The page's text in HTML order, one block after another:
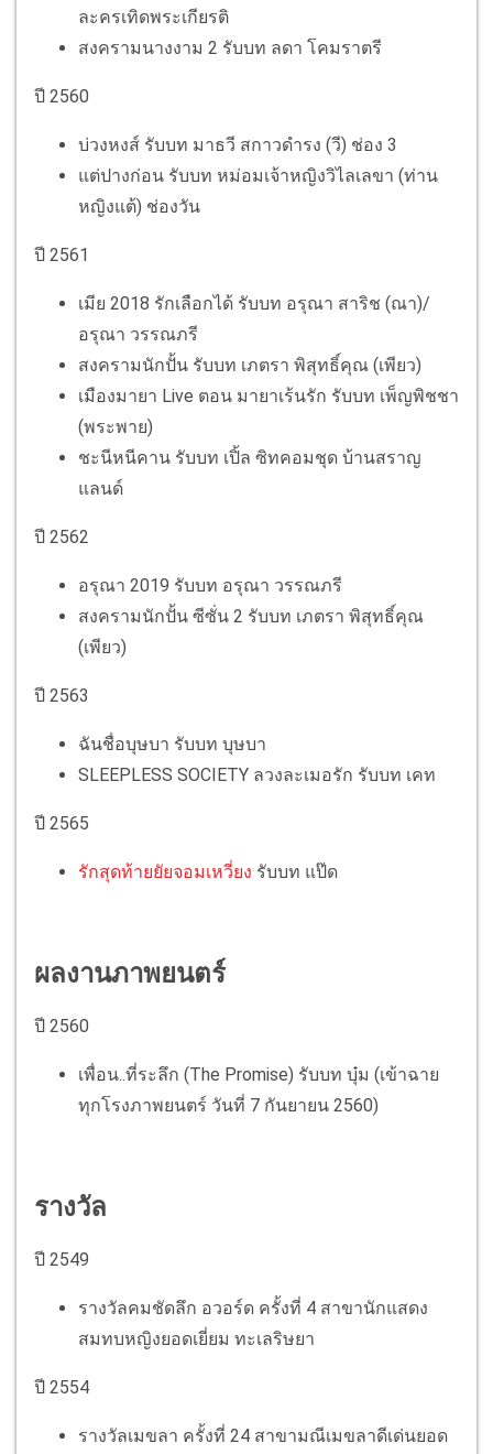
ละครเทิดพระเกียรติ
สงครามนางงาม 2 รับบท ลดา โคมราตรี
ปี 2560
บ่วงหงส์ รับบท มาธวี สกาวดำรง (วี) ช่อง 3
แต่ปางก่อน รับบท หม่อมเจ้าหญิงวิไลเลขา (ท่าน
หญิงแต้) ช่องวัน
ปี 2561
เมีย 2018 รักเลือกได้ รับบท อรุณา สาริช (ณา)/
อรุณา วรรณภรี
สงครามนักปั้น รับบท เภตรา พิสุทธิ์คุณ (เพียว)
เมืองมายา Live ตอน มายาเร้นรัก รับบท เพ็ญพิชชา
(พระพาย)
ชะนีหนีคาน รับบท เปิ้ล ซิทคอมชุด บ้านสราญ
แลนด์
ปี 2562
อรุณา 2019 รับบท อรุณา วรรณภรี
สงครามนักปั้น ซีซั่น 2 รับบท เภตรา พิสุทธิ์คุณ
(เพียว)
ปี 2563
ฉันชื่อบุษบา รับบท บุษบา
SLEEPLESS SOCIETY ลวงละเมอรัก รับบท เคท
ปี 2565
รักสุดท้ายยัยจอมเหวี่ยง รับบท แป๊ด
ผลงานภาพยนตร์
ปี 2560
เพื่อน..ที่ระลึก (The Promise) รับบท บุ๋ม (เข้าฉาย
ทุกโรงภาพยนตร์ วันที่ 7 กันยายน 2560)
รางวัล
ปี 2549
รางวัลคมชัดลึก อวอร์ด ครั้งที่ 4 สาขานักแสดง
สมทบหญิงยอดเยี่ยม ทะเลริษยา
ปี 2554
รางวัลเมขลา ครั้งที่ 24 สาขามณีเมขลาดีเด่นยอด